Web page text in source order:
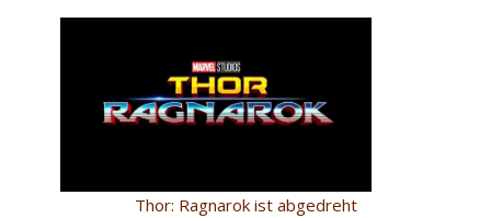
Thor: Ragnarok ist abgedreht